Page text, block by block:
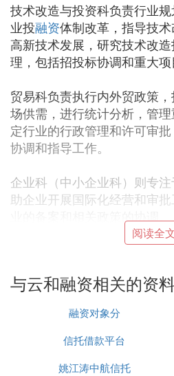
技术改造与投资科负责行业
业投融资体制改革，指导技
高新技术发展，研究技术改
理，包括招投标协调和重大项
贸易科负责执行内外贸政策
场供需，进行统计分析，管
定行业的行政管理和许可审
协调和指导工作。
企业科（中小企业科）则专
助企业开展国际化经营和审
Ⅱ 脱胎于美团云的
距离上一轮Pre-A轮融资还不
合云服务商OneCloud（北京
备政府背景的贵阳创投领投
投，翊翎资本、真格基金 等
阅读全
与云和融资相关的资料
融资对象分
信托借款平台
姚江涛中航信托